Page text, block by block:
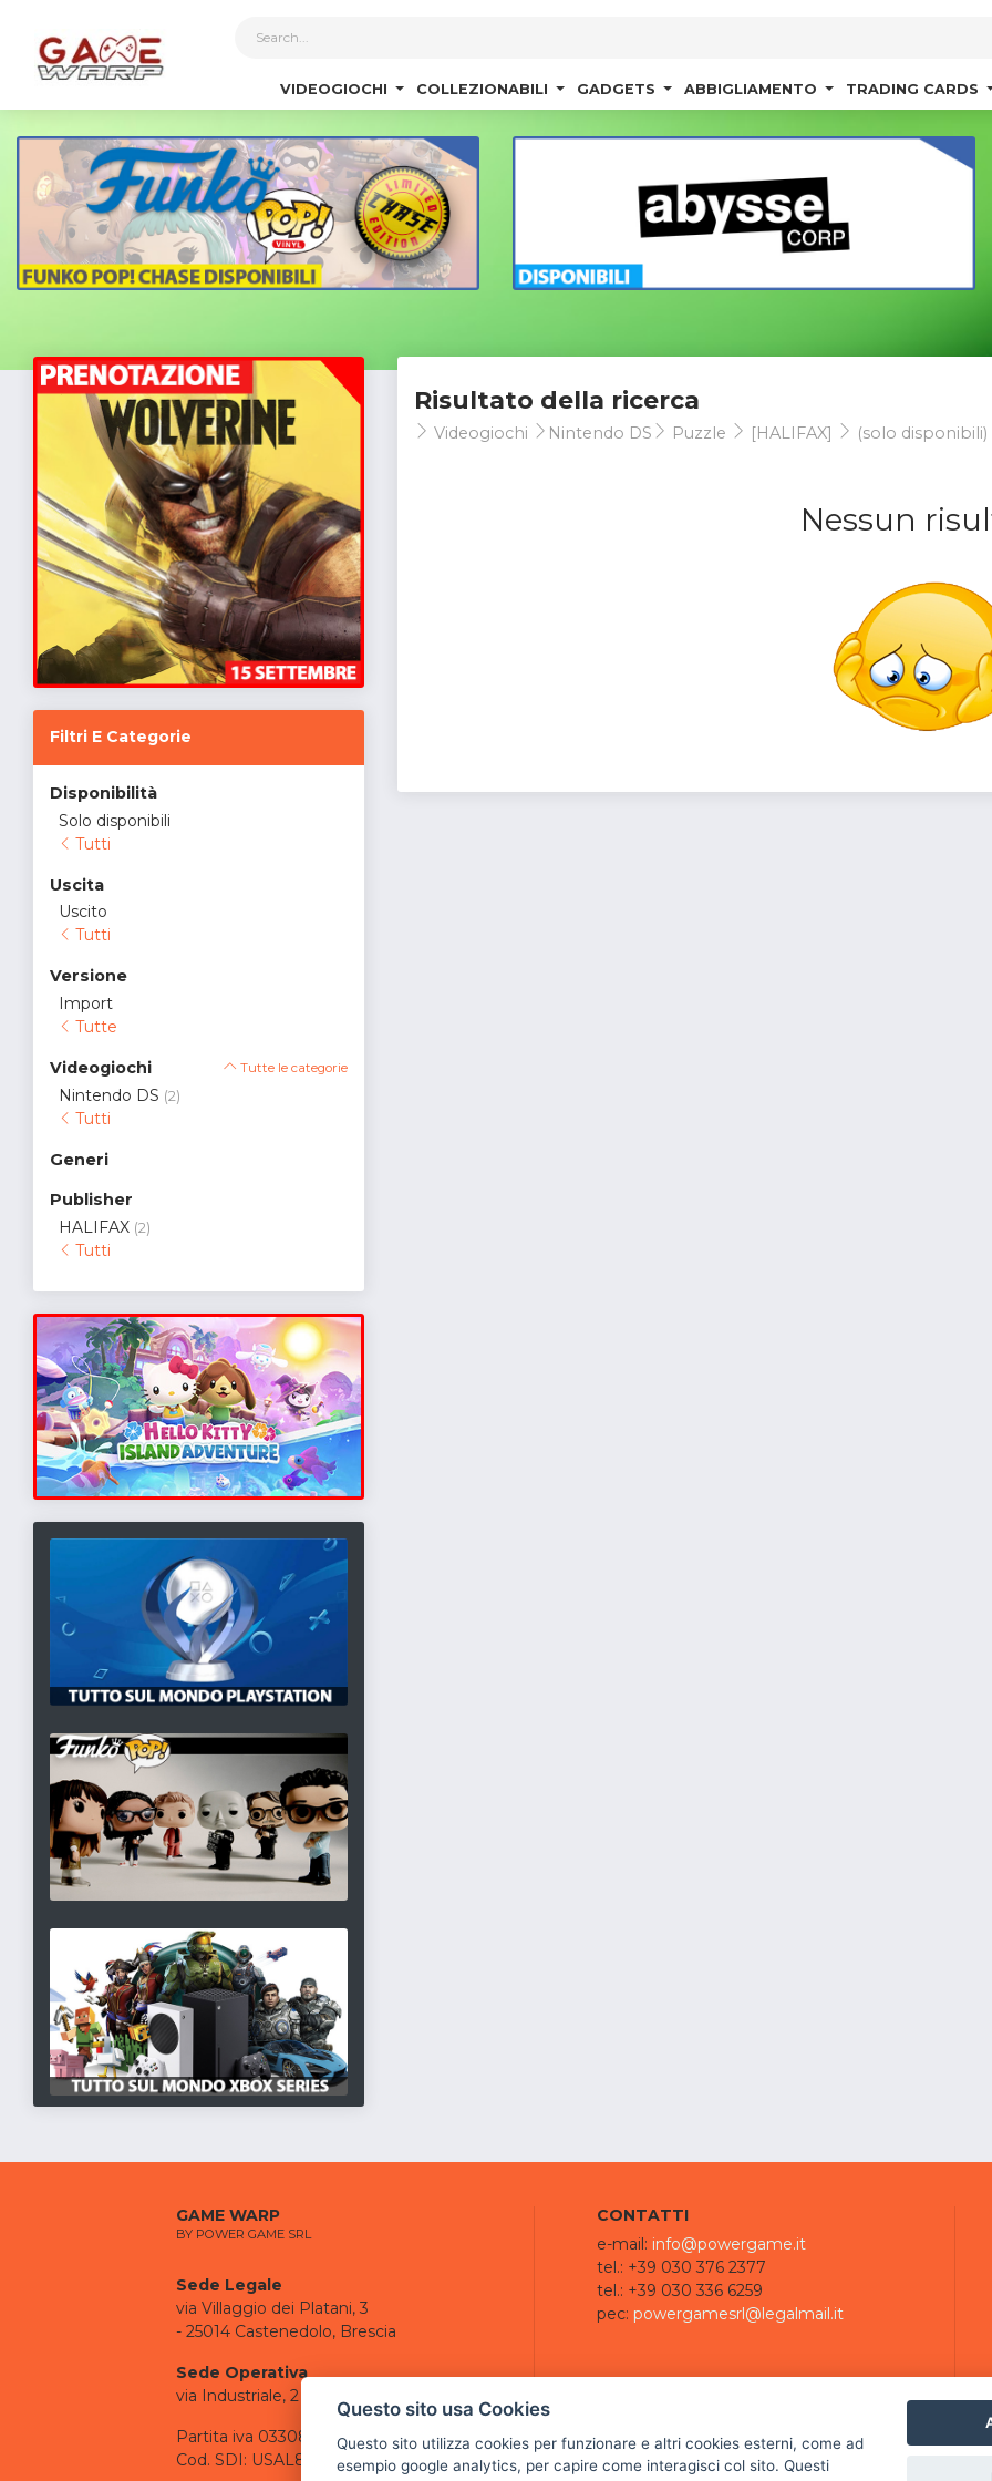
VIDEOGIOCHI COLLEZIONABILI GADGETS ABBIGLIAMENTO TRADING CARDS
Filtri E Categorie
Disponibilità
Solo disponibili
Tutti
Uscita
Uscito
Tutti
Versione
Import
Tutte
Videogiochi Tutte le categorie
Nintendo DS (2)
Tutti
Generi
Publisher
HALIFAX (2)
Tutti
Risultato della ricerca
Videogiochi Nintendo DS Puzzle [HALIFAX] (solo disponibili)
Nessun
GAME WARP
BY POWER GAME SRL
Sede Legale
via Villaggio dei Platani, 3
- 25014 Castenedolo, Brescia
Sede Operativa
via Industriale, 2 - 25082 Botticino, BS
Partita iva 03308130982
Cod. SDI: USAL8PV
CONTATTI
e-mail: info@powergame.it
tel.: +39 030 376 2377
tel.: +39 030 336 6259
pec: powergamesrl@legalmail.it
Questo sito usa Cookies
Questo sito utilizza cookies per funzionare e altri cookies esterni, come ad
esempio google analytics, per capire come interagisci col sito. Questi